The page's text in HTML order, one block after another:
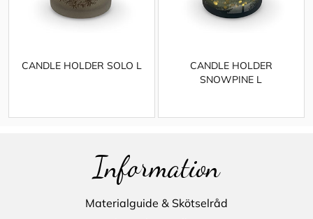
CANDLE HOLDER SOLO L
CANDLE HOLDER
SNOWPINE L
Information
Materialguide & Skötselråd